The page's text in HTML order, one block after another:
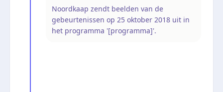
Noordkaap zendt beelden van de
gebeurtenissen op 25 oktober 2018 uit in
het programma '[programma]'.